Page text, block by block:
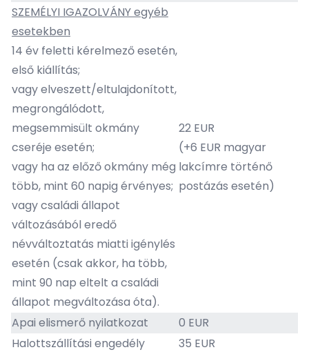
SZEMÉLYI IGAZOLVÁNY egyéb
esetekben
14 év feletti kérelmező esetén,
első kiállítás;
vagy elveszett/eltulajdonított,
megrongálódott,
megsemmisült okmány
cseréje esetén;
vagy ha az előző okmány még
több, mint 60 napig érvényes;
vagy családi állapot
változásából eredő
névváltoztatás miatti igénylés
esetén (csak akkor, ha több,
mint 90 nap eltelt a családi
állapot megváltozása óta).
22 EUR
(+6 EUR magyar
lakcímre történő
postázás esetén)
Apai elismerő nyilatkozat
0 EUR
Halottszállítási engedély
35 EUR